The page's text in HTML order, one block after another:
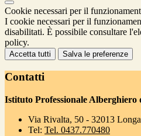
Cookie necessari per il
I cookie necessari per il
disabilitati. È possibile consultare
policy.
Accetta tutti Salva le preferenze
Contatti
Istituto Professionale
Via Rivalta, 50 - 32013
Tel: Tel. 0437.770480